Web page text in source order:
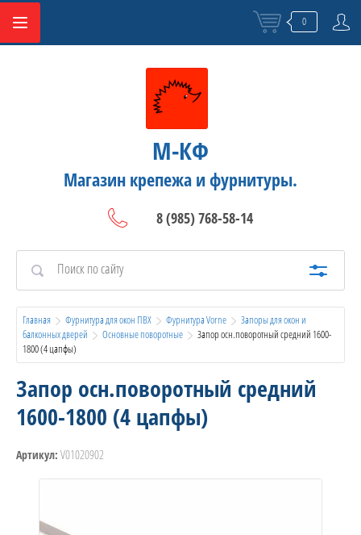
0
М-КФ
Магазин крепежа и фурнитуры.
8 (985) 768-58-14
Главная Фурнитура для окон ПВХ Фурнитура Vorne
Запоры для окон и
балконных дверей
Основные поворотные
  Запор осн.поворотный средний 1600-
1800 (4 цапфы)
Запор осн.поворотный средний
1600-1800 (4 цапфы)
Артикул: V01020902